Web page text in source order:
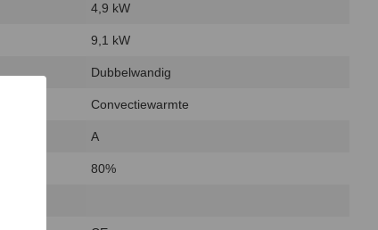
4,9 kW
9,1 kW
Dubbelwandig
Convectiewarmte
A
80%